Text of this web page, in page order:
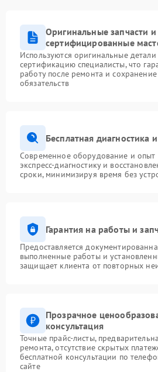
Оригинальные запчасти и
сертифицированные
Используются оригинальные
сертификацию специалисты, что
работу после ремонта и
обязательств
Бесплатная диагностика
Современное оборудование и опыт
экспресс-диагностику и
сроки, минимизируя время без
Гарантия на работы и
Предоставляется
выполненные работы и
защищает клиента от повторных
Прозрачное
консультация
Точные прайс-листы,
ремонта, отсутствие скрытых
бесплатной консультации по
сайте